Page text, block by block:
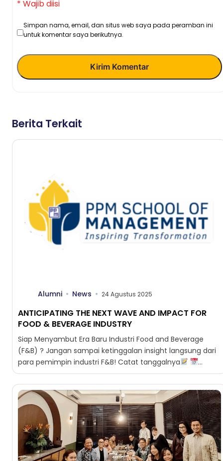
* Wajib diisi
Simpan nama, email, dan situs web saya pada peramban ini
untuk komentar saya berikutnya.
Kirim Komentar
Berita Terkait
Alumni News 24 Agustus 2025
ANTICIPATING THE NEXT WAVE AND IMPACT FOR
FOOD & BEVERAGE INDUSTRY
Siap Menyambut Era Baru Industri Food and Beverage
(F&B) ? Jangan sampai ketinggalan insight langsung dari
para pemimpin industri F&B! Catat tanggalnya
Sabtu, 13...